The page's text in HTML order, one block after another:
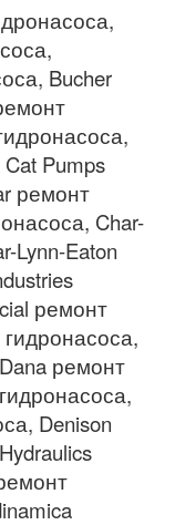
,
,
, Bucher
,
Cat Pumps
ремонт
, Char-
Lynn-Eaton
ремонт
,
ремонт
,
, Denison